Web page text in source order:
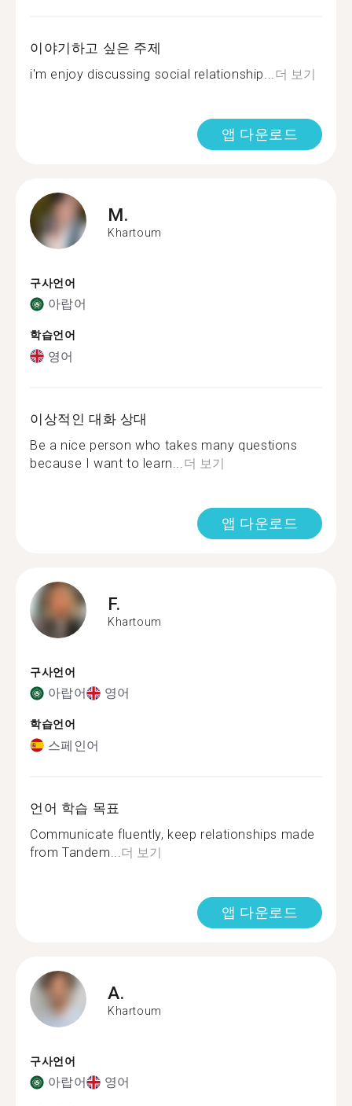
이야기하고 싶은 주제
i'm enjoy discussing social relationship... 더 보기
앱 다운로드
M.
Khartoum
구사언어
아랍어
학습언어
영어
이상적인 대화 상대
Be a nice person who takes many questions
because I want to learn... 더 보기
앱 다운로드
F.
Khartoum
구사언어
아랍어 영어
학습언어
스페인어
언어 학습 목표
Communicate fluently, keep relationships made
from Tandem... 더 보기
앱 다운로드
A.
Khartoum
구사언어
아랍어 영어